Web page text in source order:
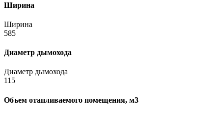
Ширина
Ширина
585
Диаметр дымохода
Диаметр дымохода
115
Объем отапливаемого помещения, м3